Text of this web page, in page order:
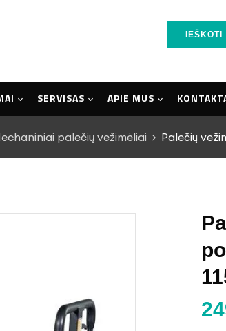
IEŠKOTI
SERVISAS APIE MUS
palečių vežimėliai Palečių